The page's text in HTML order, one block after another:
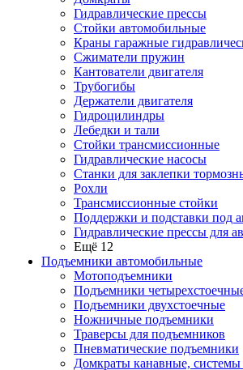
Гидравлические прессы
Стойки автомобильные
Краны гаражные
Сжиматели пружин
Кантователи двигателя
Трубогибы
Держатели двигателя
Гидроцилиндры
Лебедки и тали
Стойки трансмиссионные
Гидравлические насосы
Cтанки для заклепки
Рохли
Трансмиссионные стойки
Поддержки и подставки под
Гидравлические прессы для
Ещё 12
Подъемники автомобильные
Мотоподъемники
Подъемники
Подъемники двухстоечные
Ножничные подъемники
Траверсы для подъемников
Пневматические подъемники
Домкраты канавные, системы